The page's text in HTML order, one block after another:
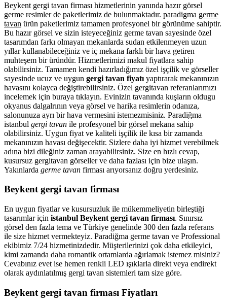
Beykent gergi tavan firması hizmetlerinin yanında hazır görsel
germe resimler de paketlerimiz de bulunmaktadır. paradigma germe
tavan ürün paketlerimiz tamamen profesyonel bir görünüme sahiptir.
Bu hazır görsel ve sizin isteyeceğiniz germe tavan sayesinde özel
tasarımdan farkı olmayan mekanlarda sudan etkilenmeyen uzun
yıllar kullanabileceğiniz ve iç mekana farklı bir hava getiren
muhteşem bir üründür. Hizmetlerimizi makul fiyatlara sahip
olabilirsiniz. Tamamen kendi hazırladığımız özel işçilik ve görseller
sayesinde ucuz ve uygun gergi tavan fiyatı yaptırarak mekanınızın
havasını kolayca değiştirebilirsiniz. Özel gergitavan referanlarımızı
incelemek için buraya tıklayın. Evinizin tavanında kuşların oldugu
okyanus dalgalrının veya görsel ve harika resimlerin odanıza,
salonunuza ayrı bir hava vermesini istemezmisiniz. Paradiğma
istanbul gergi tavan ile profesyonel bir görsel mekana sahip
olabilirsiniz. Uygun fiyat ve kaliteli işçilik ile kısa bir zamanda
mekanınızın havası değişecektir. Sizlere daha iyi hizmet verebilmek
adına bizi dileğiniz zaman arayabilirsiniz. Size en hızlı cevap,
kusursuz gergitavan görseller ve daha fazlası için bize ulaşın.
Yakınlarda germe tavan firması arıyorsanız doğru yerdesiniz.
Beykent gergi tavan firması
En uygun fiyatlar ve kusursuzluk ile mükemmeliyetin birleştiği
tasarımlar için istanbul Beykent gergi tavan firması. Sınırsız
görsel den fazla tema ve Türkiye genelinde 300 den fazla referans
ile size hizmet vermekteyiz. Paradiğma germe tavan ve Professional
ekibimiz 7/24 hizmetinizdedir. Müşterilerinizi çok daha etkileyici,
kimi zamanda daha romantik ortamlarda ağırlamak istemez misiniz?
Cevabınız evet ise hemen renkli LED ışıklarla direkt veya endirekt
olarak aydınlatılmış gergi tavan sistemleri tam size göre.
Beykent gergi tavan firması Fiyatları